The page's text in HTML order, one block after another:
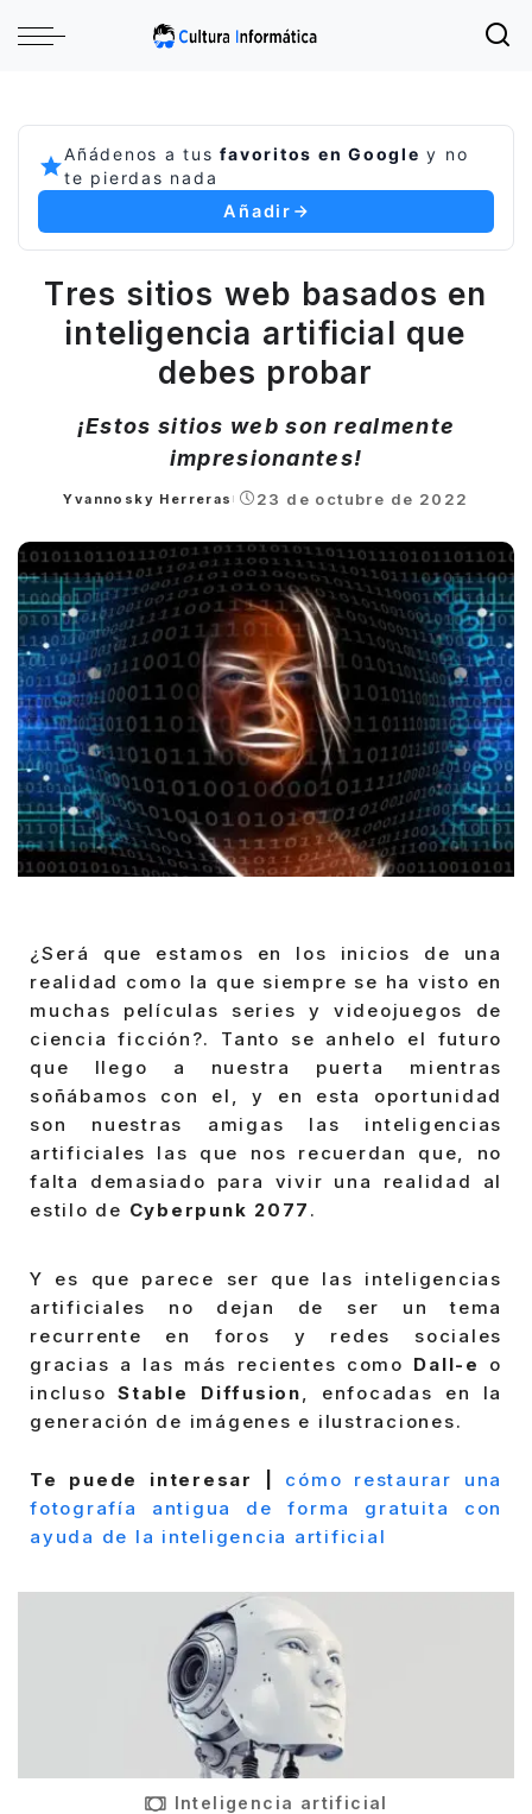
Añádenos a tusfavoritos en Google y no
te pierdas nada
Añadir
Tres sitios web basados en
inteligencia artificial que
debes probar
¡Estos sitios web son realmente
impresionantes!
Posted
Yvannosky Herreras 23 de octubre de 2022
¿Será que estamos en los inicios de una
realidad como la que siempre se ha visto en
muchas películas series y videojuegos de
ciencia ficción?. Tanto se anhelo el futuro
que llego a nuestra puerta mientras
soñábamos con el, y en esta oportunidad
son nuestras amigas las inteligencias
artificiales las que nos recuerdan que, no
falta demasiado para vivir una realidad al
estilo de Cyberpunk 2077 .
Y es que parece ser que las inteligencias
artificiales no dejan de ser un tema
recurrente en foros y redes sociales
gracias a las más recientes como Dall-e
o
inclusoStable Diffusion, enfocadas en la
generación de imágenes e ilustraciones.
Te puede interesar | cómo restaurar una
fotografía antigua de forma gratuita con
ayuda de la inteligencia artificial
Inteligencia artificial